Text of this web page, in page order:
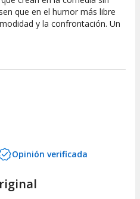
artística
que en el humor más libre
y la confrontación. Un
Opinión verificada